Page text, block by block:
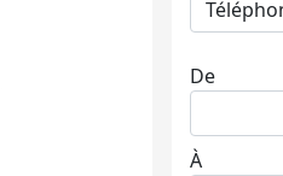
De
À